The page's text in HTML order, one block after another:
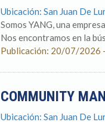
Ubicación: San Juan De
Somos YANG, una
Nos encontramos en la
Publicación: 20/07/2026
COMMUNITY
Ubicación: San Juan De